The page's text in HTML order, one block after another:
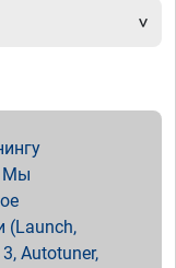
Мы
(Launch,
Autotuner,